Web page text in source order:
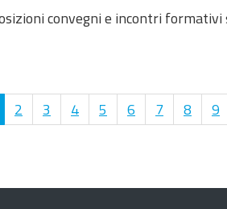
convegni e incontri
2 3 4 5 6 7 8 9